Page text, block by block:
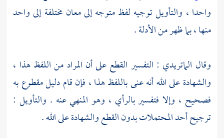
واحدا ، والتأويل توجيه لفظ متوجه إلى معان مختلفة إلى واحد
منها ، بما ظهر من الأدلة .
وقال الماتريدي : التفسير القطع على أن المراد من اللفظ هذا ،
والشهادة على الله أنه عنى باللفظ هذا ، فإن قام دليل مقطوع به
فصحيح ، وإلا فتفسير بالرأي ، وهو المنهي عنه . والتأويل :
ترجيح أحد المحتملات بدون القطع والشهادة على الله .